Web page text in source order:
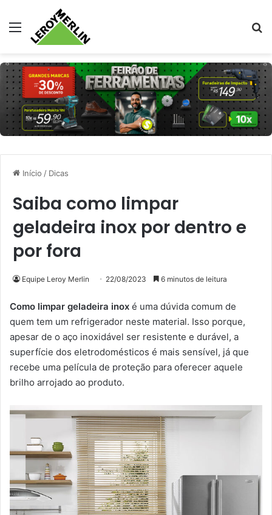
Menu
Início / Dicas
Saiba como limpar
geladeira inox por dentro e
por fora
Equipe Leroy Merlin 22/08/2023 6 minutos de leitura
Como limpar geladeira inox é uma dúvida comum de
quem tem um refrigerador neste material. Isso porque,
apesar de o aço inoxidável ser resistente e durável, a
superfície dos eletrodomésticos é mais sensível, já que
recebe uma película de proteção para oferecer aquele
brilho arrojado ao produto.